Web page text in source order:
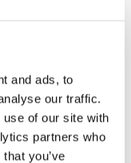
and ads, to
our traffic.
of our site with
partners who
you’ve